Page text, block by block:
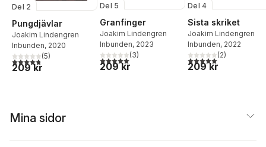
Del 2
Pungdjävlar
Joakim Lindengren
Inbunden, 2020
4,8utav 5 stjärnor. Totalt antal röster:
(5)
209 kr
Del 5
Granfinger
Joakim Lindengren
Inbunden, 2023
5,0utav 5 stjärnor. Totalt antal röster:
(3)
209 kr
Del 4
Sista skriket
Joakim Lindengren
Inbunden, 2022
5,0utav 5 stjärnor.
(2)
209 kr
Mina sidor